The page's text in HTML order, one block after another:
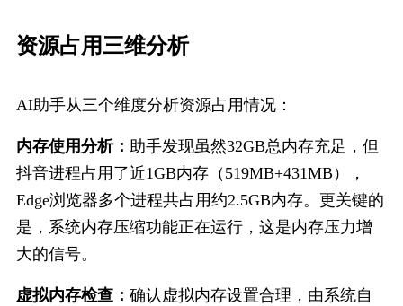
资源占用​三维分析
AI助手从三个维度分析资源占用情况：
内存使用分析： 助手发现虽然32GB总内存充足，但
抖音进程占用了近1GB内存（519MB+431MB），
Edge浏览器多个进程共占用约2.5GB内存。更关键的
是，系统内存压缩功能正在运行，这是内存压力增
大的信号。
虚拟内存检查： 确认虚拟内存设置合理，由系统自